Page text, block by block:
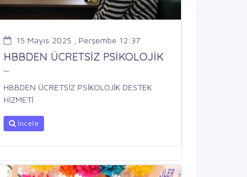
15 Mayıs 2025 , Perşembe 12:37
HBBDEN ÜCRETSİZ PSİKOLOJİK
...
HBBDEN ÜCRETSİZ PSİKOLOJİK DESTEK
HİZMETİ
İncele